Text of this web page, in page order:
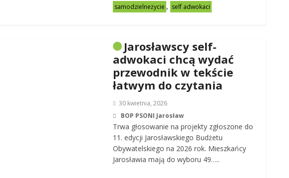
samodzielneżycie , self adwokaci
Jarosławscy self-
adwokaci chcą wydać
przewodnik w tekście
łatwym do czytania
30 kwietnia, 2026
BOP PSONI Jarosław
Trwa głosowanie na projekty zgłoszone do
11. edycji Jarosławskiego Budżetu
Obywatelskiego na 2026 rok. Mieszkańcy
Jarosławia mają do wyboru 49…..